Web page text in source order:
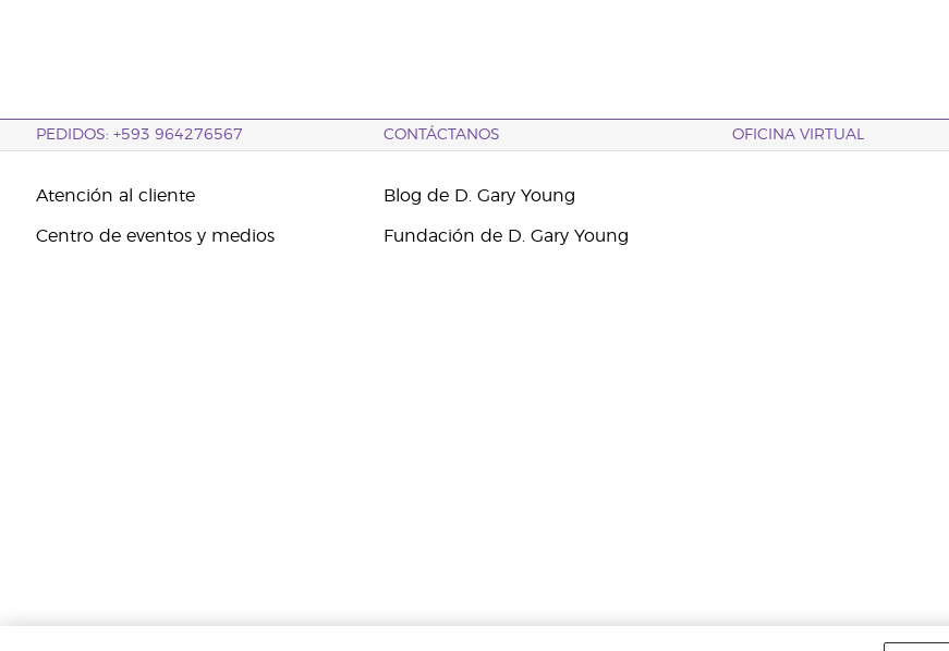
PEDIDOS: +593 964276567 CONTÁCTANOS OFICINA VIRTUAL
Atención al cliente
Centro de eventos y medios
Blog de D. Gary Young
Fundación de D. Gary Young